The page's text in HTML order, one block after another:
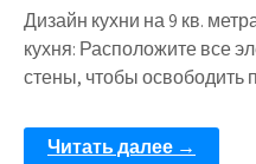
Дизайн кухни на 9 кв.
кухня: Расположите все
стены, чтобы освободить
Читать далее →